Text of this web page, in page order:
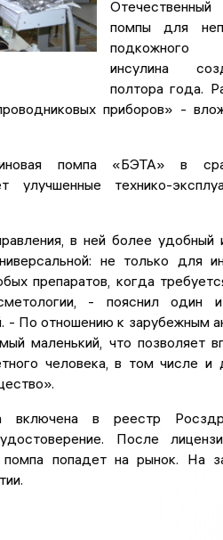
помпы для
подкожного
инсулина
полтора года.
приборов» -
помпа «БЭТА» в
технико-
в ней более удобный
не только для
препаратов, когда
- пояснил один
По отношению к зарубежным
маленький, что позволяет
человека, в том числе и
в реестр
После
помпа попадет на рынок. На